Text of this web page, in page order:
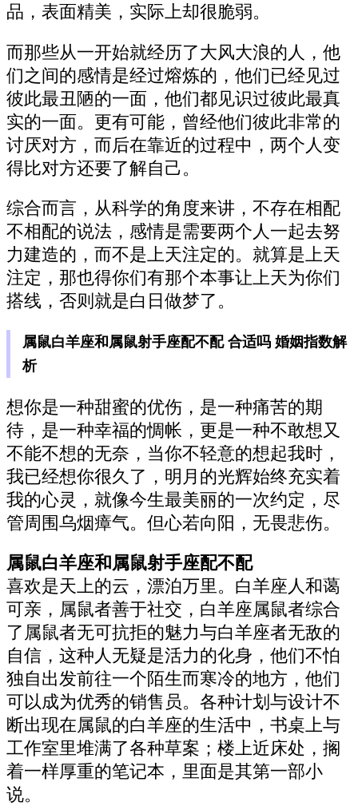
品，表面精美，实际上却很脆弱。
而那些从一开始就经历了大风大浪的人，他
们之间的感情是经过熔炼的，他们已经见过
彼此最丑陋的一面，他们都见识过彼此最真
实的一面。更有可能，曾经他们彼此非常的
讨厌对方，而后在靠近的过程中，两个人变
得比对方还要了解自己。
综合而言，从科学的角度来讲，不存在相配
不相配的说法，感情是需要两个人一起去努
力建造的，而不是上天注定的。就算是上天
注定，那也得你们有那个本事让上天为你们
搭线，否则就是白日做梦了。
属鼠白羊座和属鼠射手座配不配 合适吗 婚姻指数解
析
想你是一种甜蜜的优伤，是一种痛苦的期
待，是一种幸福的惆帐，更是一种不敢想又
不能不想的无奈，当你不轻意的想起我时，
我已经想你很久了，明月的光辉始终充实着
我的心灵，就像今生最美丽的一次约定，尽
管周围乌烟瘴气。但心若向阳，无畏悲伤。
属鼠白羊座和属鼠射手座配不配
喜欢是天上的云，漂泊万里。白羊座人和蔼
可亲，属鼠者善于社交，白羊座属鼠者综合
了属鼠者无可抗拒的魅力与白羊座者无敌的
自信，这种人无疑是活力的化身，他们不怕
独自出发前往一个陌生而寒冷的地方，他们
可以成为优秀的销售员。各种计划与设计不
断出现在属鼠的白羊座的生活中，书桌上与
工作室里堆满了各种草案；楼上近床处，搁
着一样厚重的笔记本，里面是其第一部小
说。